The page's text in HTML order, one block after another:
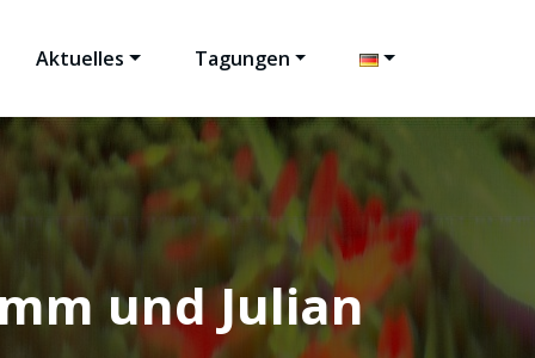
Aktuelles Tagungen
und Julian